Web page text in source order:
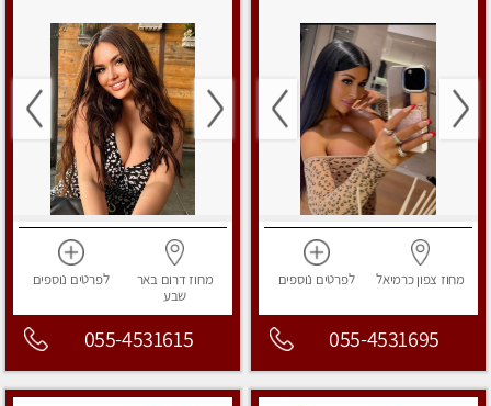
מחוז צפוןכרמיאל לפרטים נוספים
055-4531695
מחוז דרום באר
שבע
לפרטים נוספים
055-4531615